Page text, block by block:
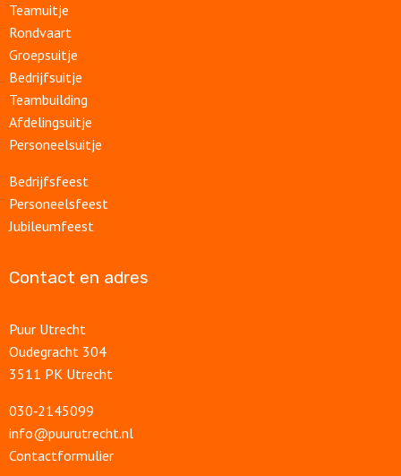
Teamuitje
Rondvaart
Groepsuitje
Bedrijfsuitje
Teambuilding
Afdelingsuitje
Personeelsuitje
Bedrijfsfeest
Personeelsfeest
Jubileumfeest
Contact en adres
Puur Utrecht
Oudegracht 304
3511 PK Utrecht
030‑2145099
info@puurutrecht.nl
Contactformulier